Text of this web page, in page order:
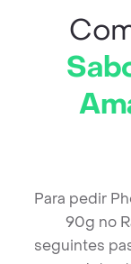
Para pedir
90g no
seguintes